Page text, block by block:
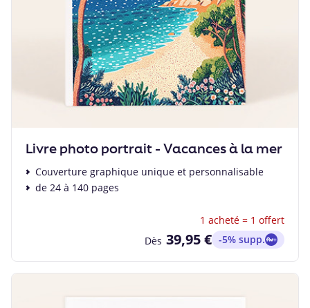
Livre photo portrait - Vacances à la mer
Couverture graphique unique et personnalisable
de 24 à 140 pages
1 acheté = 1 offert
Dès 39,95 € -5% supp.